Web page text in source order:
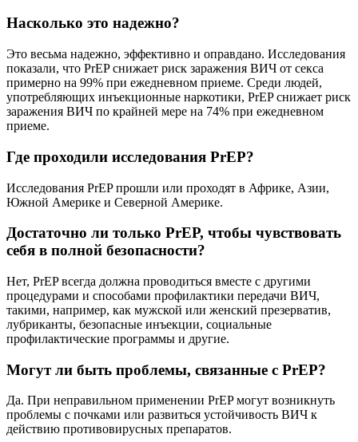
Насколько это надежно?
Это весьма надежно, эффективно и оправдано. Исследования
показали, что PrEP снижает риск заражения ВИЧ от секса
примерно на 99% при ежедневном приеме. Среди людей,
употребляющих инъекционные наркотики, PrEP снижает риск
заражения ВИЧ по крайней мере на 74% при ежедневном
приеме.
Где проходили исследования PrEP?
Исследования PrEP прошли или проходят в Африке, Азии,
Южной Америке и Северной Америке.
Достаточно ли только PrEP, чтобы чувствовать
себя в полной безопасности?
Нет, PrEP всегда должна проводиться вместе с другими
процедурами и способами профилактики передачи ВИЧ,
такими, например, как мужской или женский презерватив,
лубриканты, безопасные инъекции, социальные
профилактические программы и другие.
Могут ли быть проблемы, связанные с PrEP?
Да. При неправильном применении PrEP могут возникнуть
проблемы с почками или развиться устойчивость ВИЧ к
действию противовирусных препаратов.